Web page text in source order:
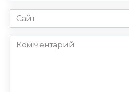
Сайт
Комментарий